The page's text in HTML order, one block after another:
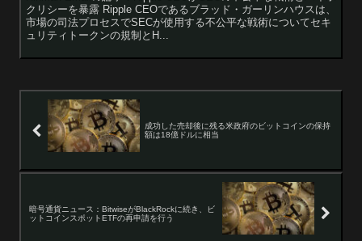
クリシーを暴露 Ripple CEOであるブラッド・ガーリンハウスは、
市場の司法プロセスでSECが使用する不公平な戦術についてセキ
ュリティトークンの規制とH...
成功した売却後に残る米政府のビットコインの保持
額は18億ドルに相当
暗号通貨ニュース：BitwiseがBlackRockに続き、ビ
ットコインスポットETFの再申請を行う